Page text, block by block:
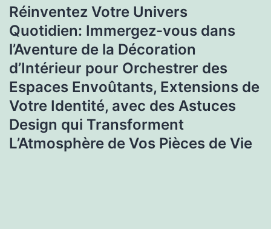
Réinventez Votre Univers
Quotidien: Immergez-vous dans
l’Aventure de la Décoration
d’Intérieur pour Orchestrer des
Espaces Envoûtants, Extensions de
Votre Identité, avec des Astuces
Design qui Transforment
L’Atmosphère de Vos Pièces de Vie